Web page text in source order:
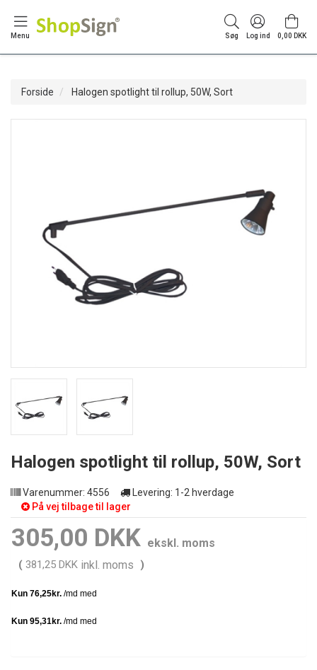
Menu Søg Log ind 0,00 DKK
Forside Halogen spotlight til rollup, 50W, Sort
Halogen spotlight til rollup, 50W, Sort
Varenummer: 4556 Levering: 1-2 hverdage
På vej tilbage til lager
305,00 DKK ekskl. moms
( 381,25 DKK inkl. moms )